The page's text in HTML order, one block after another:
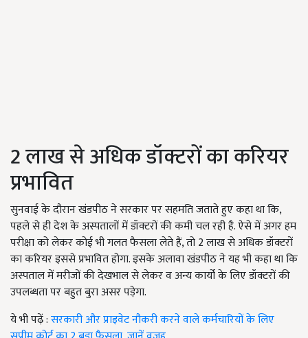
2 लाख से अधिक डॉक्टरों का करियर
प्रभावित
सुनवाई के दौरान खंडपीठ ने सरकार पर सहमति जताते हुए कहा था कि,
पहले से ही देश के अस्पतालों में डॉक्टरों की कमी चल रही है. ऐसे में अगर हम
परीक्षा को लेकर कोई भी गलत फैसला लेते हैं, तो 2 लाख से अधिक डॉक्टरों
का करियर इससे प्रभावित होगा. इसके अलावा खंडपीठ ने यह भी कहा था कि
अस्पताल में मरीजों की देखभाल से लेकर व अन्य कार्यों के लिए डॉक्टरों की
उपलब्धता पर बहुत बुरा असर पड़ेगा.
ये भी पढ़ें :सरकारी और प्राइवेट नौकरी करने वाले कर्मचारियों के लिए